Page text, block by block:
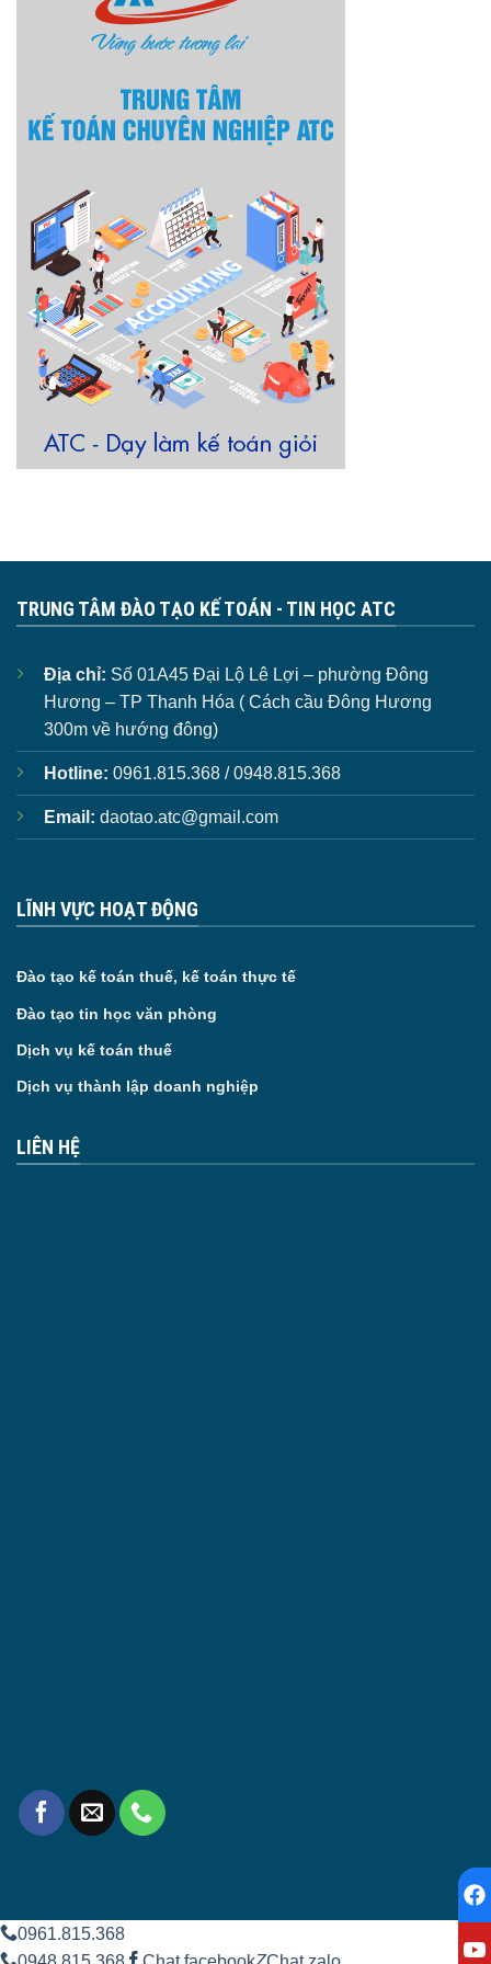
TRUNG TÂM ĐÀO TẠO KẾ TOÁN - TIN HỌC ATC
Địa chỉ: Số 01A45 Đại Lộ Lê Lợi – phường Đông
Hương – TP Thanh Hóa ( Cách cầu Đông Hương
300m về hướng đông)
Hotline: 0961.815.368 / 0948.815.368
Email: daotao.atc@gmail.com
LĨNH VỰC HOẠT ĐỘNG
Đào tạo kế toán thuế, kế toán thực tế
Đào tạo tin học văn phòng
Dịch vụ kế toán thuế
Dịch vụ thành lập doanh nghiệp
LIÊN HỆ
0961.815.368